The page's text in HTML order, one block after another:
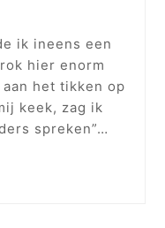
ik ineens een
hier enorm
het tikken op
keek, zag ik
spreken”…